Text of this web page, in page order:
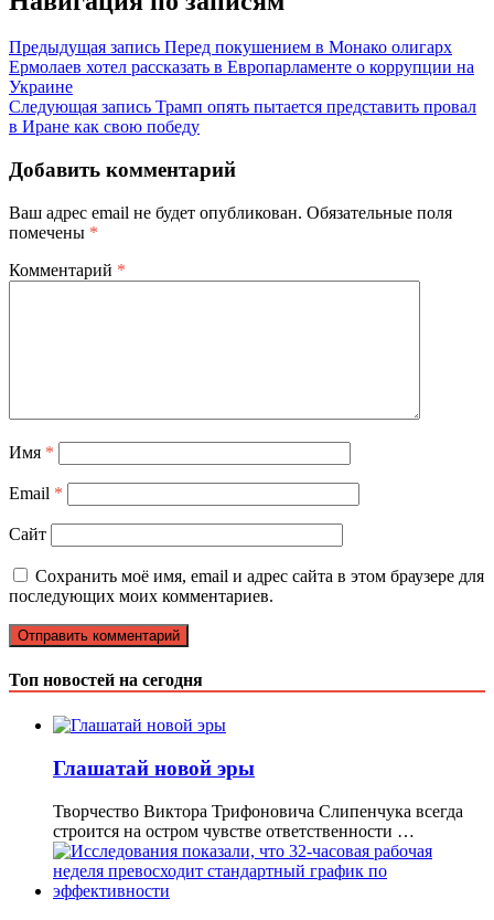
Предыдущая запись Перед покушением в Монако олигарх
Ермолаев хотел рассказать в Европарламенте о коррупции на
Украине
Следующая запись Трамп опять пытается представить провал
в Иране как свою победу
Добавить комментарий
Ваш адрес email не будет опубликован. Обязательные поля
помечены *
Комментарий *
Имя *
Email *
Сайт
Сохранить моё имя, email и адрес сайта в этом браузере для
последующих моих комментариев.
Топ новостей на сегодня
Глашатай новой эры
Творчество Виктора Трифоновича Слипенчука всегда
строится на остром чувстве ответственности …